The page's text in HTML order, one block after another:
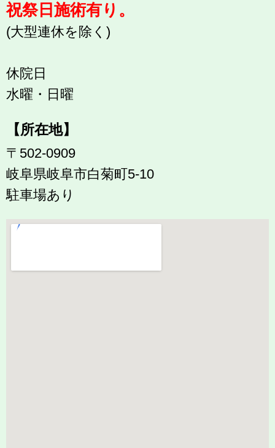
祝祭日施術有り。
(大型連休を除く)
休院日
水曜・日曜
【所在地】
〒502-0909
岐阜県岐阜市白菊町5-10
駐車場あり